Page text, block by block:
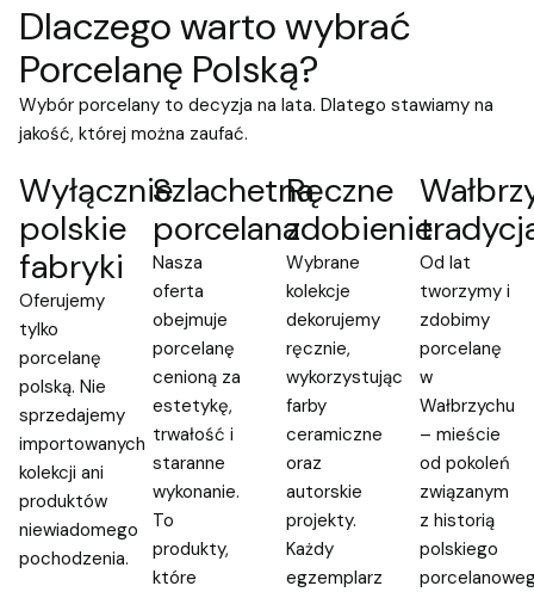
Dlaczego warto wybrać
Porcelanę Polską?
Wybór porcelany to decyzja na lata. Dlatego stawiamy na
jakość, której można zaufać.
Wyłącznie
polskie
fabryki
Oferujemy
tylko
porcelanę
polską. Nie
sprzedajemy
importowanych
kolekcji ani
produktów
niewiadomego
pochodzenia.
Szlachetna
porcelana
Nasza
oferta
obejmuje
porcelanę
cenioną za
estetykę,
trwałość i
staranne
wykonanie.
To
produkty,
które
Ręczne
zdobienie
Wybrane
kolekcje
dekorujemy
ręcznie,
wykorzystując
farby
ceramiczne
oraz
autorskie
projekty.
Każdy
egzemplarz
Od lat
tworzymy i
zdobimy
porcelanę
w
Wałbrzychu
– mieście
od pokoleń
związanym
z historią
polskiego